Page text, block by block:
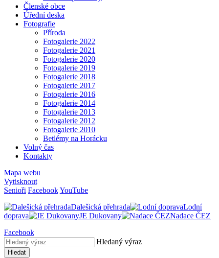
Členské obce
Úřední deska
Fotografie
Příroda
Fotogalerie 2022
Fotogalerie 2021
Fotogalerie 2020
Fotogalerie 2019
Fotogalerie 2018
Fotogalerie 2017
Fotogalerie 2016
Fotogalerie 2014
Fotogalerie 2013
Fotogalerie 2012
Fotogalerie 2010
Betlémy na Horácku
Volný čas
Kontakty
Mapa webu
Vytisknout
Senioři FacebookYouTube
Dalešická přehrada
Lodní
doprava
JE Dukovany
Nadace ČEZ
Facebook
Hledaný výraz
Hledat